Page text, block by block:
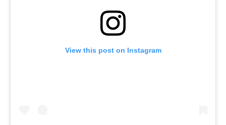
View this post on Instagram